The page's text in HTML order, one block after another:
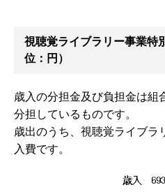
視聴覚ライブラリー
位：円）
歳入の分担金及び負担金は組
分担しているものです。
歳出のうち、視聴覚ライブラ
入費です。